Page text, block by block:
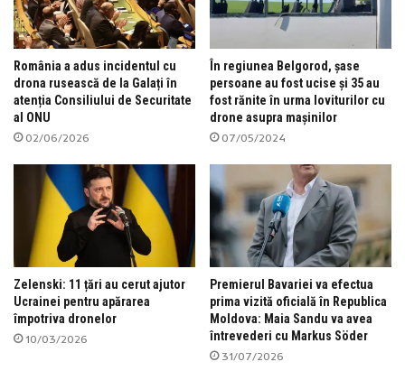
România a adus incidentul cu
drona rusească de la Galați în
atenția Consiliului de Securitate
al ONU
02/06/2026
În regiunea Belgorod, șase
persoane au fost ucise și 35 au
fost rănite în urma loviturilor cu
drone asupra mașinilor
07/05/2024
Zelenski: 11 țări au cerut ajutor
Ucrainei pentru apărarea
împotriva dronelor
10/03/2026
Premierul Bavariei va efectua
prima vizită oficială în Republica
Moldova: Maia Sandu va avea
întrevederi cu Markus Söder
31/07/2026